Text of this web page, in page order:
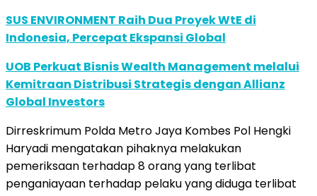
SUS ENVIRONMENT Raih Dua Proyek WtE di
Indonesia, Percepat Ekspansi Global
UOB Perkuat Bisnis Wealth Management melalui
Kemitraan Distribusi Strategis dengan Allianz
Global Investors
Dirreskrimum Polda Metro Jaya Kombes Pol Hengki
Haryadi mengatakan pihaknya melakukan
pemeriksaan terhadap 8 orang yang terlibat
penganiayaan terhadap pelaku yang diduga terlibat